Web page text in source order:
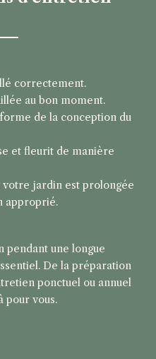
correctement.
au bon moment.
de la conception du
et fleurit de manière
votre jardin est prolongée
approprié.
une longue
De la préparation
ponctuel ou annuel
pour vous.